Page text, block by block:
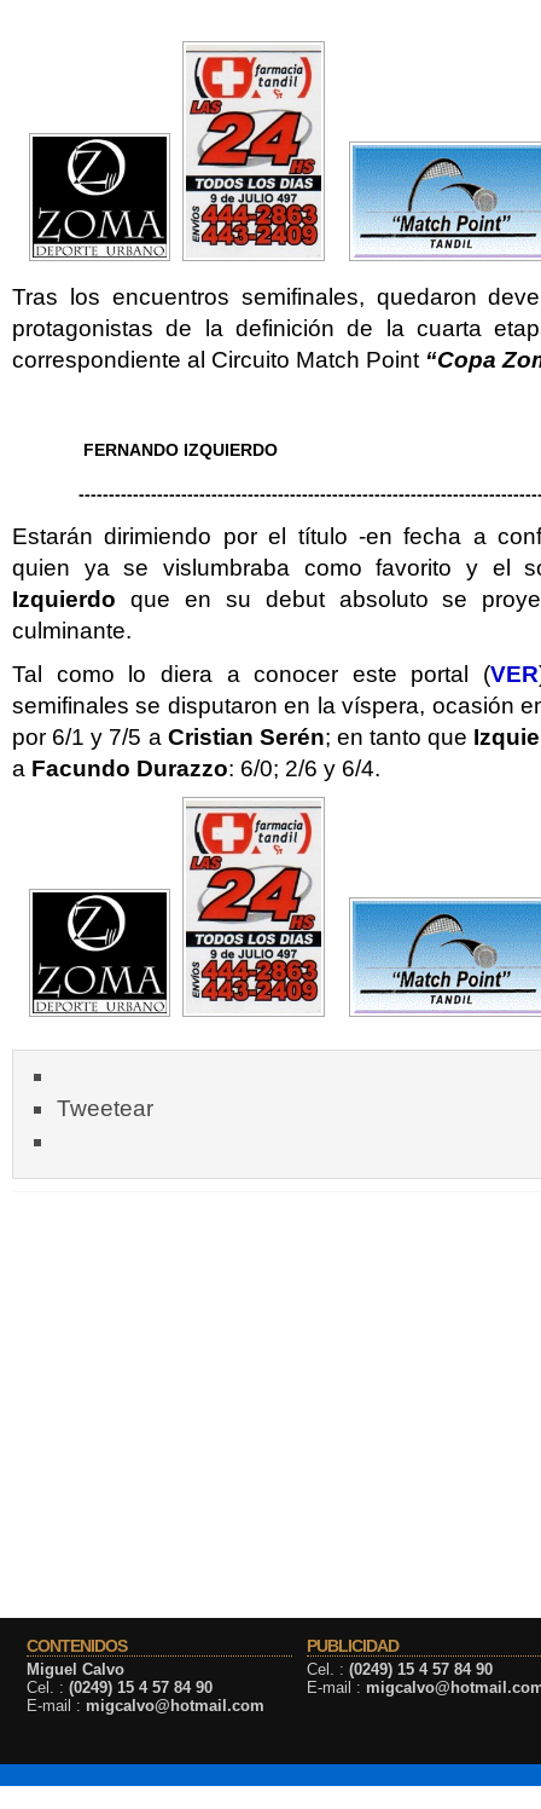
Tras los encuentros semifinales, quedaron
protagonistas de la definición de la cuarta
correspondiente al Circuito Match Point “Copa
FERNANDO IZQUIERDO
Estarán dirimiendo por el título -en fecha a
quien ya se vislumbraba como favorito y el
Izquierdo que en su debut absoluto se
culminante.
Tal como lo diera a conocer este portal (VER
semifinales se disputaron en la víspera, ocasión
por 6/1 y 7/5 a Cristian Serén; en tanto que
a Facundo Durazzo: 6/0; 2/6 y 6/4.
Tweetear
CONTENIDOS
Miguel Calvo
Cel. : (0249) 15 4 57 84 90
E-mail : migcalvo@hotmail.com
PUBLICIDAD
Cel. : (0249) 15 4 57 84 90
E-mail :